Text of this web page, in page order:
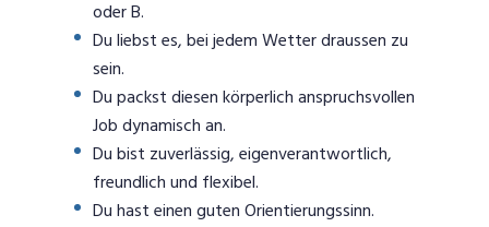
oder B.
Du liebst es, bei jedem Wetter draussen zu
sein.
Du packst diesen körperlich anspruchsvollen
Job dynamisch an.
Du bist zuverlässig, eigenverantwortlich,
freundlich und flexibel.
Du hast einen guten Orientierungssinn.